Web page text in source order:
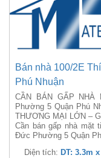
Bán nhà 100/2E
Phú Nhuận
CẦN BÁN GẤP NHÀ
Phường 5 Quận Phú
THƯƠNG MẠI LỚN –
Cần bán gấp nhà mặt
Đức Phường 5 Quận
Diện tích: DT: 3.3m